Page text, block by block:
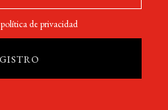
política de privacidad